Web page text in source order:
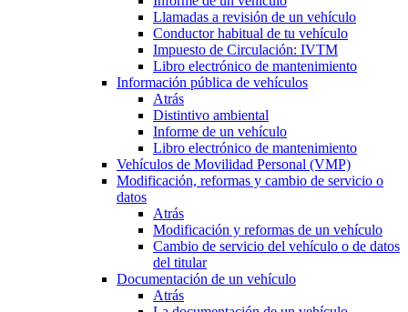
Llamadas a revisión de un vehículo
Conductor habitual de tu vehículo
Impuesto de Circulación: IVTM
Libro electrónico de mantenimiento
Información pública de vehículos
Atrás
Distintivo ambiental
Informe de un vehículo
Libro electrónico de mantenimiento
Vehículos de Movilidad Personal (VMP)
Modificación, reformas y cambio de servicio o
datos
Atrás
Modificación y reformas de un vehículo
Cambio de servicio del vehículo o de datos
del titular
Documentación de un vehículo
Atrás